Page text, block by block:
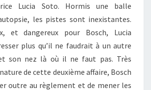
Lucia Soto. Hormis une balle
les pistes sont inexistantes.
et dangereux pour Bosch, Lucia
plus qu’il ne faudrait à un autre
son nez là où il ne faut pas. Très
de cette deuxième affaire, Bosch
outre au règlement et de mener les